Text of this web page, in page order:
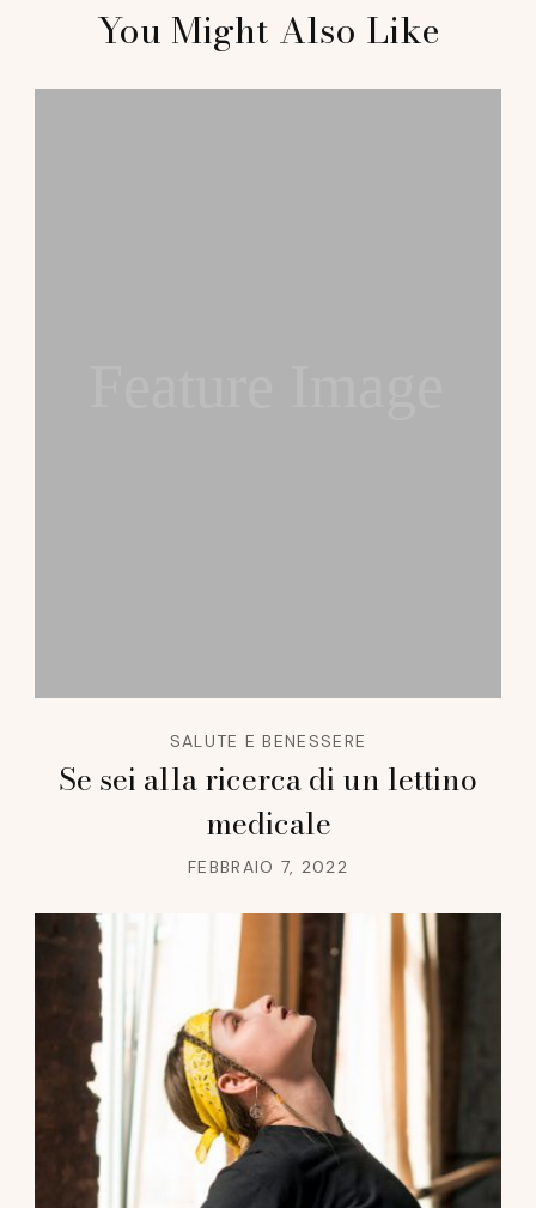
Navigation
You Might Also Like
SALUTE E BENESSERE
Se sei alla ricerca di un lettino
medicale
FEBBRAIO 7, 2022